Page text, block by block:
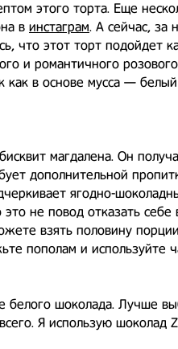
этого торта. Еще
в инстаграм. А сейчас, за
что этот торт подойдет
и романтичного
как в основе мусса —
магдалена. Он
дополнительной
ягодно-
не повод отказать себе
взять половину
пополам и используйте
белого шоколада. Лучше
Я использую шоколад